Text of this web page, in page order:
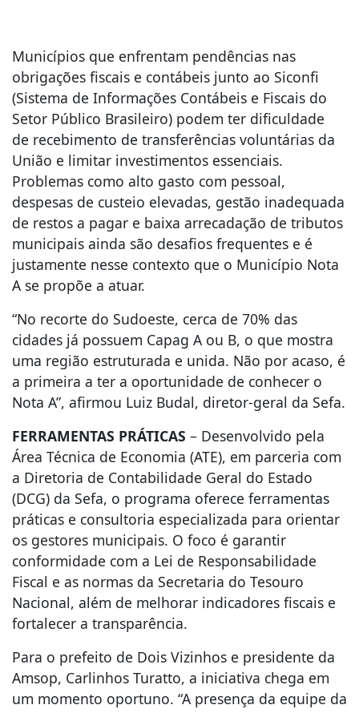
Municípios que enfrentam pendências nas
obrigações fiscais e contábeis junto ao Siconfi
(Sistema de Informações Contábeis e Fiscais do
Setor Público Brasileiro) podem ter dificuldade
de recebimento de transferências voluntárias da
União e limitar investimentos essenciais.
Problemas como alto gasto com pessoal,
despesas de custeio elevadas, gestão inadequada
de restos a pagar e baixa arrecadação de tributos
municipais ainda são desafios frequentes e é
justamente nesse contexto que o Município Nota
A se propõe a atuar.
“No recorte do Sudoeste, cerca de 70% das
cidades já possuem Capag A ou B, o que mostra
uma região estruturada e unida. Não por acaso, é
a primeira a ter a oportunidade de conhecer o
Nota A”, afirmou Luiz Budal, diretor-geral da Sefa.
FERRAMENTAS PRÁTICAS – Desenvolvido pela
Área Técnica de Economia (ATE), em parceria com
a Diretoria de Contabilidade Geral do Estado
(DCG) da Sefa, o programa oferece ferramentas
práticas e consultoria especializada para orientar
os gestores municipais. O foco é garantir
conformidade com a Lei de Responsabilidade
Fiscal e as normas da Secretaria do Tesouro
Nacional, além de melhorar indicadores fiscais e
fortalecer a transparência.
Para o prefeito de Dois Vizinhos e presidente da
Amsop, Carlinhos Turatto, a iniciativa chega em
um momento oportuno. “A presença da equipe da